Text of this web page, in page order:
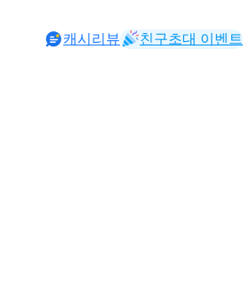
캐시리뷰 친구초대 이벤트